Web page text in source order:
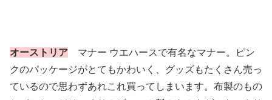
オーストリア マナー ウエハースで有名なマナー。ピン
クのパッケージがとてもかわいく、グッズもたくさん売っ
ているので思わずあれこれ買ってしまいます。布製のもの